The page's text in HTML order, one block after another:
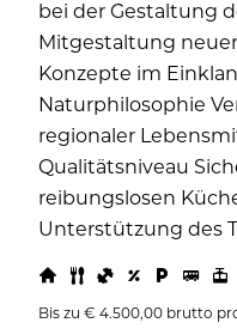
bei der Gestaltung
Mitgestaltung
Konzepte im
Naturphilosophie
regionaler
Qualitätsniveau
reibungslosen
Unterstützung des
Bis zu € 4.500,00 brutto